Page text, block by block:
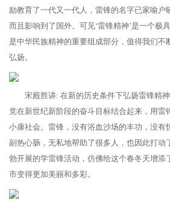
励教育了一代又一代人，雷锋的名字已家喻户
而且影响到了国外。可见‘雷锋精神’是一个极
是中华民族精神的重要组成部分，值得我们不
弘扬。
宋殿胜讲: 在新的历史条件下弘扬雷锋精
党在新世纪新阶段的奋斗目标结合起来，用雷
小康社会。雷锋，没有浴血沙场的丰功，没有
副热心肠，无私地帮助了很多人，也因此打动
勃开展的学雷锋活动，仿佛给这个春冬天增添
市变得更加美丽和多彩。